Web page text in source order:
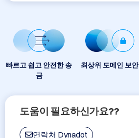
빠르고 쉽고 안전한 송
금
최상위 도메인 보안
도움이 필요하신가요??
연락처 Dynadot